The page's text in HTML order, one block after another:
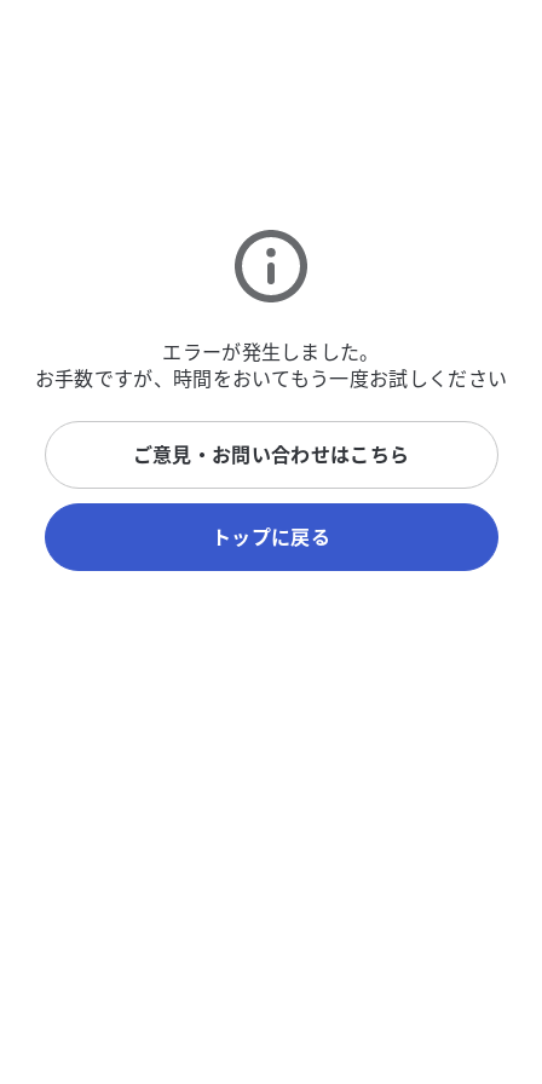
エラーが発生しました。
お手数ですが、時間をおいてもう一度お試しください
ご意見・お問い合わせはこちら
トップに戻る